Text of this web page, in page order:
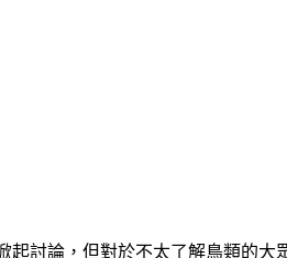
討論，但對於不太了解鳥類的大